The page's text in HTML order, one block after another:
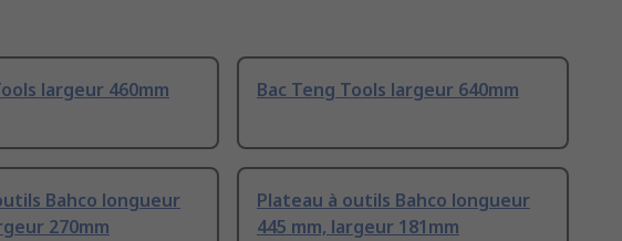
largeur 460mm Bac Teng Tools largeur 640mm
Bahco longueur
270mm
Plateau à outils Bahco longueur
445 mm, largeur 181mm